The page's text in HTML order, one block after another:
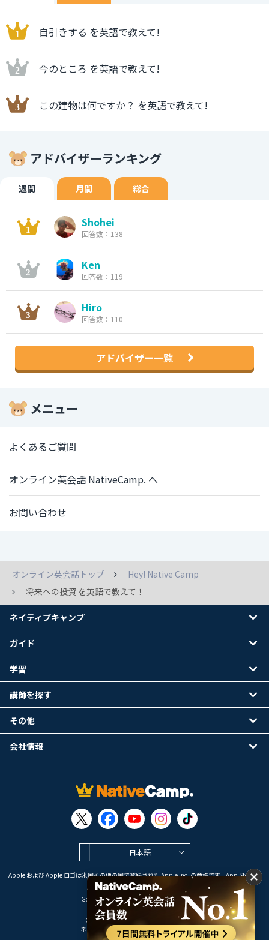
自引きする を英語で教えて!
今のところ を英語で教えて!
この建物は何ですか？ を英語で教えて!
アドバイザーランキング
週間 月間 総合
Shohei
回答数：138
Ken
回答数：119
Hiro
回答数：110
アドバイザー一覧
メニュー
よくあるご質問
オンライン英会話 NativeCamp. へ
お問い合わせ
オンライン英会話トップ
Hey! Native Camp
将来への投資 を英語で教えて！
日本語
Apple および Apple ロゴは米国その他の国で登録された Apple Inc. の商標です。App Store は
Apple Inc. のサービスマークです。
Google Play は Google LLC の商標です。
Copyright © 2026 オンライン英会話
ネイティブキャンプ All Rights Reserved.
ネイティブキャンプ
ガイド
学習
講師を探す
その他
会社情報